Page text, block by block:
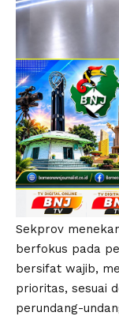
Sekprov
berfokus pada
bersifat wajib,
prioritas, sesuai
perundang-